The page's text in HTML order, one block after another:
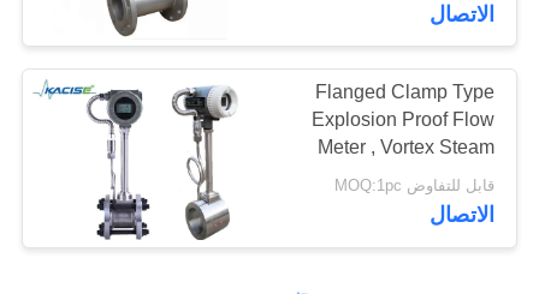
الاتصال
Flanged Clamp Type
Explosion Proof Flow
Meter , Vortex Steam
Flow Meter
قابل للتفاوض MOQ:1pc
الاتصال